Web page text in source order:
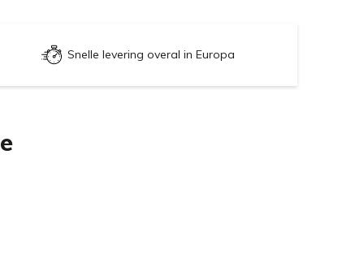
Snelle levering overal in Europa